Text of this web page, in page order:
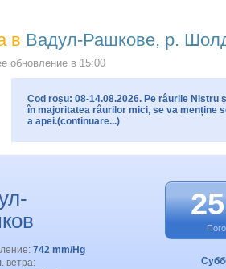
в Вадул-Рашкове, р.
обновление в 15:00
Cod roșu: 08-14.08.2026. Pe râurile Nistru
în majoritatea râurilor mici, se va menține
a apei.(continuare...)
742 mm/Hg
ветра: